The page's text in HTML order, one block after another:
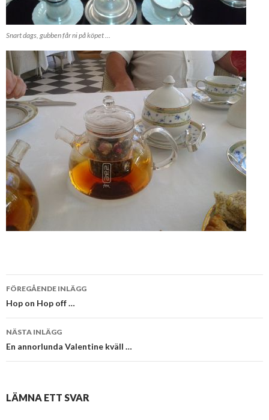
Snart dags, gubben får ni på köpet …
Inläggsnavigering
FÖREGÅENDE INLÄGG
Hop on Hop off …
NÄSTA INLÄGG
En annorlunda Valentine kväll …
LÄMNA ETT SVAR